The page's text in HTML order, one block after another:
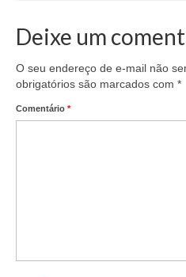
Deixe um
O seu endereço de e-mail não
obrigatórios são marcados com *
Comentário *